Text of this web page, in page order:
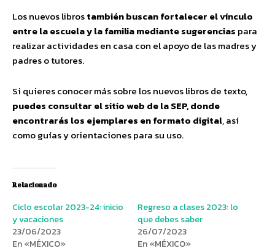
Los nuevos librostambién buscan fortalecer el vínculo
entre la escuela y la familia mediante sugerencias para
realizar actividades en casa con el apoyo de las madres y
padres o tutores.
Si quieres conocer más sobre los nuevos libros de texto,
puedes consultar el sitio web de la SEP, donde
encontrarás los ejemplares en formato digital, así
como guías y orientaciones para su uso.
Relacionado
Ciclo escolar 2023-24: inicio
y vacaciones
23/06/2023
En «MÉXICO»
Regreso a clases 2023: lo
que debes saber
26/07/2023
En «MÉXICO»